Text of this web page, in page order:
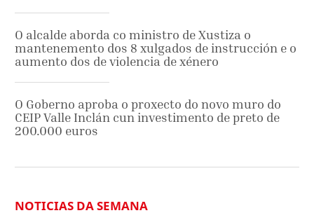
O alcalde aborda co ministro de Xustiza o
mantenemento dos 8 xulgados de instrucción e o
aumento dos de violencia de xénero
O Goberno aproba o proxecto do novo muro do
CEIP Valle Inclán cun investimento de preto de
200.000 euros
NOTICIAS DA SEMANA